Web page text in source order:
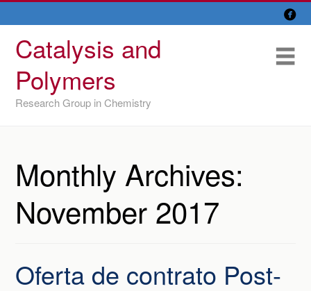

Catalysis and
Polymers
Research Group in Chemistry
content
Research Lines
Members
IU/ CINQUIMA
Monthly Archives:
November 2017
Oferta de contrato Post-